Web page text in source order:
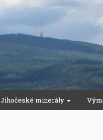
Jihočeské minerály